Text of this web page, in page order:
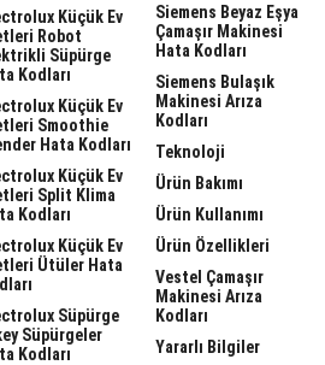
Küçük Ev
Robot
Süpürge
Kodları
Küçük Ev
Smoothie
Hata Kodları
Küçük Ev
Split Klima
Kodları
Küçük Ev
Ütüler Hata
Süpürge
Süpürgeler
Kodları
Siemens Beyaz Eşya
Çamaşır Makinesi
Hata Kodları
Siemens Bulaşık
Makinesi Arıza
Kodları
Teknoloji
Ürün Bakımı
Ürün Kullanımı
Ürün Özellikleri
Vestel Çamaşır
Makinesi Arıza
Kodları
Yararlı Bilgiler